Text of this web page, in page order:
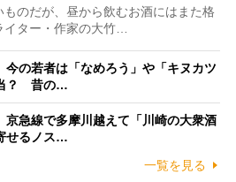
のだが、昼から飲むお酒にはまた格
ター・作家の大竹…
今の若者は「なめろう」や「キヌカツ
？ 昔の…
京急線で多摩川越えて「川崎の大衆酒
せるノス…
一覧を見る